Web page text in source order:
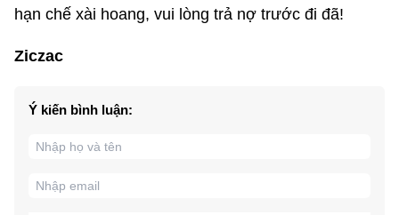
hạn chế xài hoang, vui lòng trả nợ trước đi đã!
Ziczac
Ý kiến bình luận: